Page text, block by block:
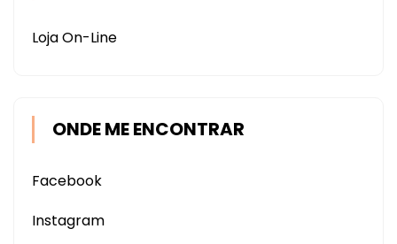
Loja On-Line
ONDE ME ENCONTRAR
Facebook
Instagram